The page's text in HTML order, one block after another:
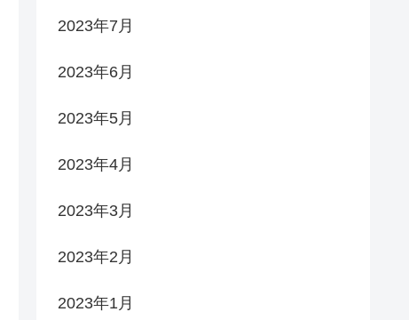
2023年7月
2023年6月
2023年5月
2023年4月
2023年3月
2023年2月
2023年1月